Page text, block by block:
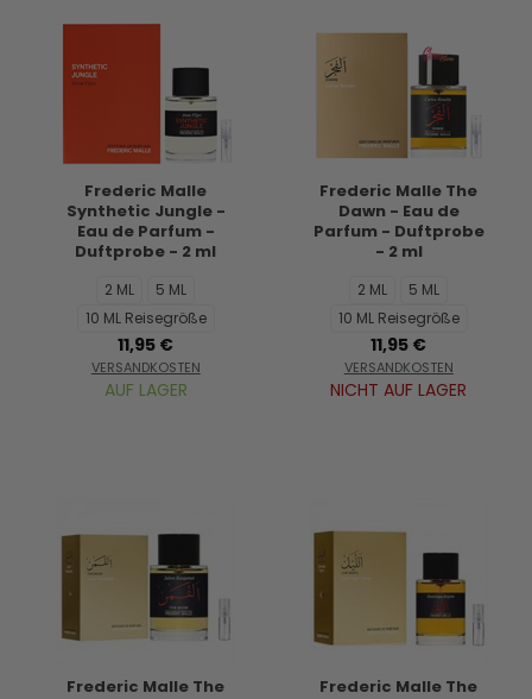
Frederic Malle
Synthetic Jungle -
Eau de Parfum -
Duftprobe - 2 ml
2 ML
5 ML
10 ML Reisegröße
11,95 €
VERSANDKOSTEN
AUF LAGER
Frederic Malle The
Dawn - Eau de
Parfum - Duftprobe
- 2 ml
2 ML
5 ML
10 ML Reisegröße
11,95 €
VERSANDKOSTEN
NICHT AUF LAGER
Frederic Malle The
Frederic Malle The